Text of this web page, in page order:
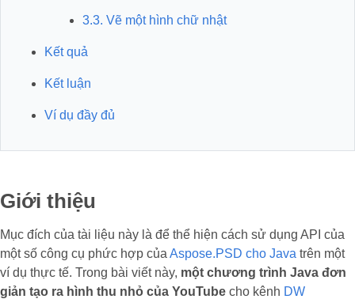
3.3. Vẽ một hình chữ nhật
Kết quả
Kết luận
Ví dụ đầy đủ
Giới thiệu
Mục đích của tài liệu này là để thể hiện cách sử dụng API của
một số công cụ phức hợp của Aspose.PSD cho Java trên một
ví dụ thực tế. Trong bài viết này, một chương trình Java đơn
giản tạo ra hình thu nhỏ của YouTube cho kênh DW